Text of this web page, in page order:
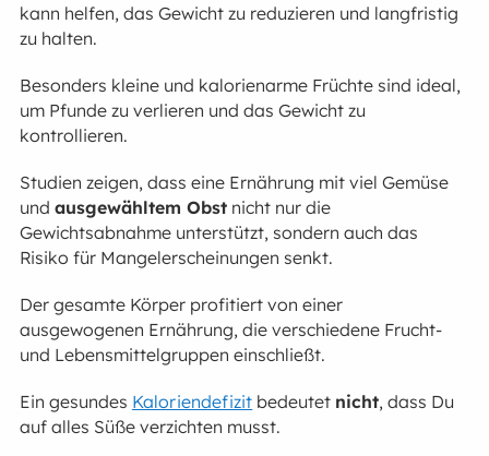
kann helfen, das Gewicht zu reduzieren und langfristig
zu halten.
Besonders kleine und kalorienarme Früchte sind ideal,
um Pfunde zu verlieren und das Gewicht zu
kontrollieren.
Studien zeigen, dass eine Ernährung mit viel Gemüse
und ausgewähltem Obstnicht nur die
Gewichtsabnahme unterstützt, sondern auch das
Risiko für Mangelerscheinungen senkt.
Der gesamte Körper profitiert von einer
ausgewogenen Ernährung, die verschiedene Frucht-
und Lebensmittelgruppen einschließt.
Ein gesundes Kaloriendefizit bedeutet nicht, dass Du
auf alles Süße verzichten musst.